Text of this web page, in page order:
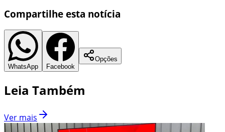
Compartilhe esta notícia
WhatsApp Facebook
Opções
Leia Também
Ver mais